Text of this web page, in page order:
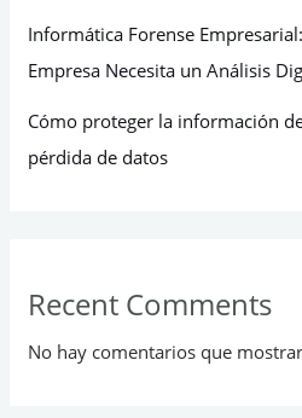
Informática Forense
Empresa Necesita un Análisis
Cómo proteger la información
pérdida de datos
Recent Comments
No hay comentarios que